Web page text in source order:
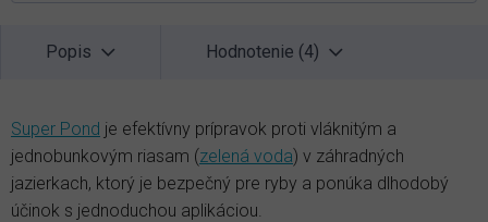
Popis Hodnotenie (4)
Super Pond je efektívny prípravok proti vláknitým a
jednobunkovým riasam (zelená voda) v záhradných
jazierkach, ktorý je bezpečný pre ryby a ponúka dlhodobý
účinok s jednoduchou aplikáciou.